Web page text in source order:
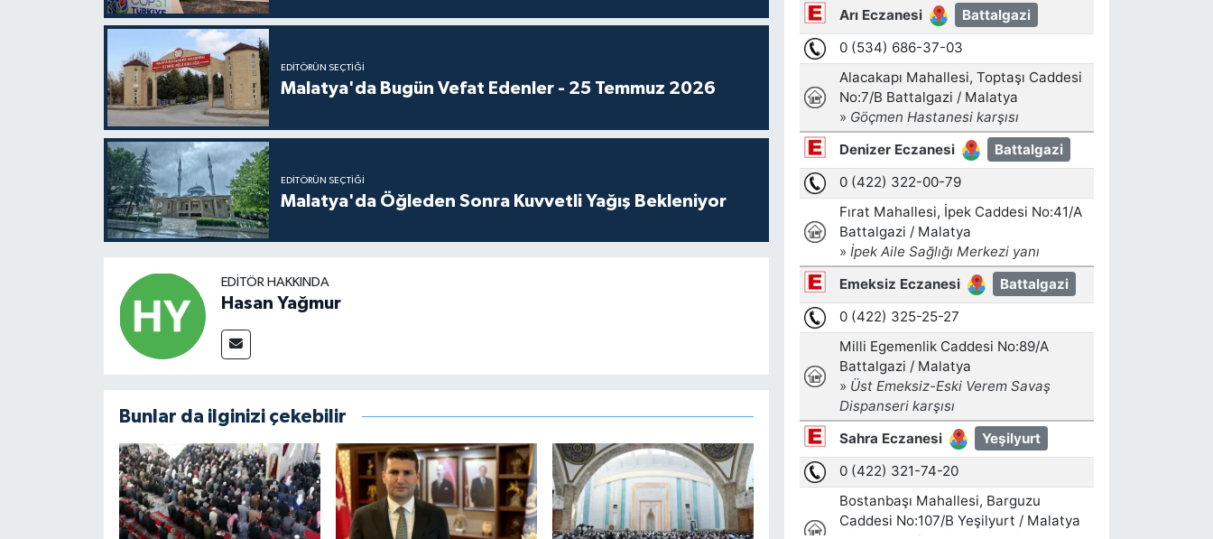
EDITÖRÜN SEÇTIĞI
Malatya'da Bugün Vefat Edenler - 25 Temmuz 2026
EDITÖRÜN SEÇTIĞI
Malatya'da Öğleden Sonra Kuvvetli Yağış Bekleniyor
EDITÖR HAKKINDA
Hasan Yağmur
Bunlar da ilginizi çekebilir